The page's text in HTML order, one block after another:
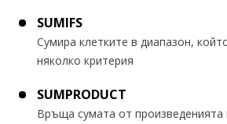
SUMIFS
Сумира клетките в диапазон,
няколко критерия
SUMPRODUCT
Връща сумата от произведенията